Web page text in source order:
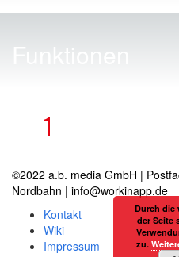
Funktionen
1
©2022 a.b. media GmbH |
Nordbahn | info@workinapp.de
Kontakt
Wiki
Impressum
Durch die
der Seite
zu.